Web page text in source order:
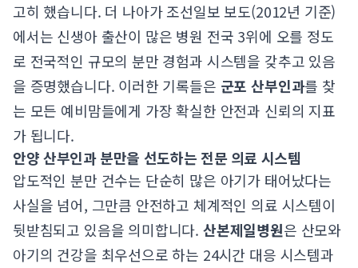
고히 했습니다. 더 나아가 조선일보 보도(2012년 기준)
에서는 신생아 출산이 많은 병원 전국 3위에 오를 정도
로 전국적인 규모의 분만 경험과 시스템을 갖추고 있음
을 증명했습니다. 이러한 기록들은 군포 산부인과를 찾
는 모든 예비맘들에게 가장 확실한 안전과 신뢰의 지표
가 됩니다.
안양 산부인과 분만을 선도하는 전문 의료 시스템
압도적인 분만 건수는 단순히 많은 아기가 태어났다는
사실을 넘어, 그만큼 안전하고 체계적인 의료 시스템이
뒷받침되고 있음을 의미합니다. 산본제일병원은 산모와
아기의 건강을 최우선으로 하는 24시간 대응 시스템과